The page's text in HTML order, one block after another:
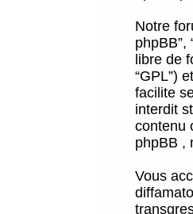
Notre
phpBB”,
libre de
“GPL”)
facilite
interdit
contenu
phpBB ,
Vous